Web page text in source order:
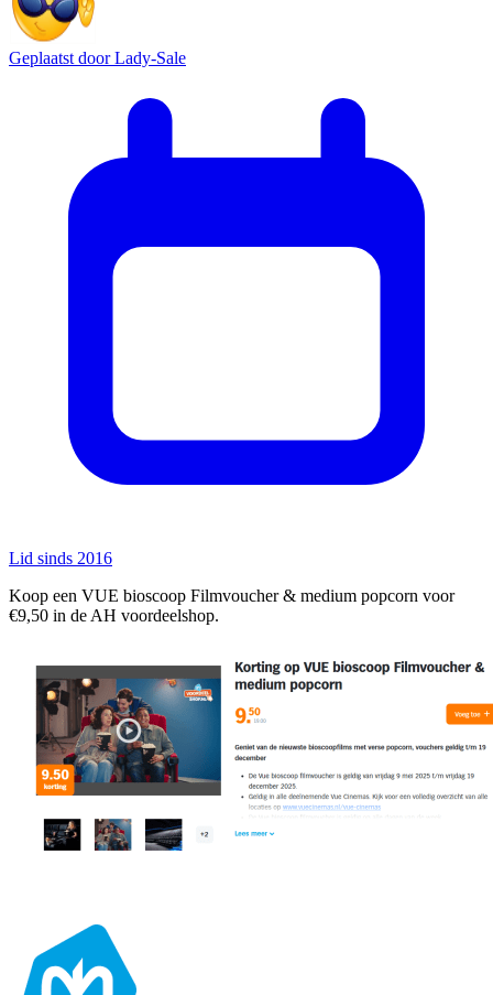
Geplaatst doorLady-Sale
Lid sinds 2016
Koop een VUE bioscoop Filmvoucher & medium popcorn voor
€9,50 in de AH voordeelshop.